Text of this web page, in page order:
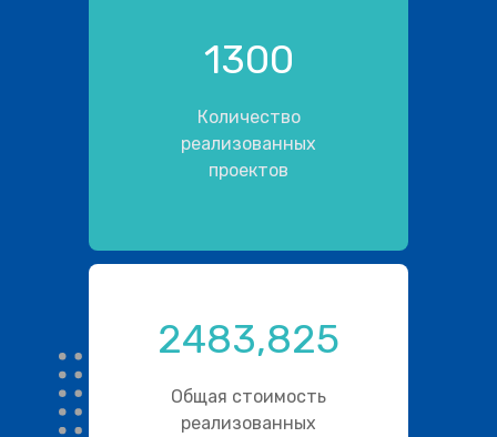
1300
Количество
реализованных
проектов
2483,825
Общая стоимость
реализованных